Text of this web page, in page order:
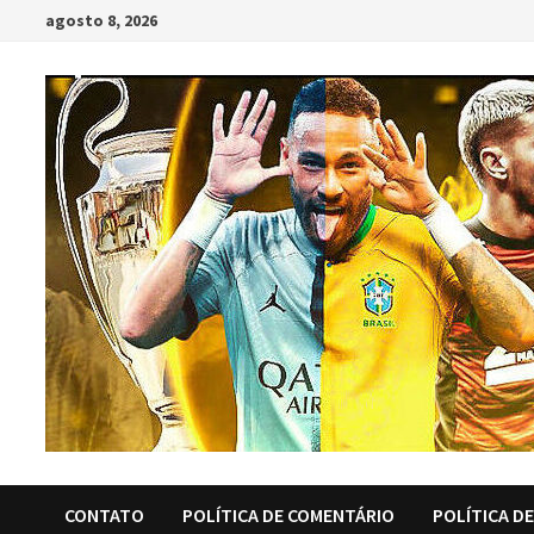
content
agosto 8, 2026
CONTATO POLÍTICA DE COMENTÁRIO POLÍTICA